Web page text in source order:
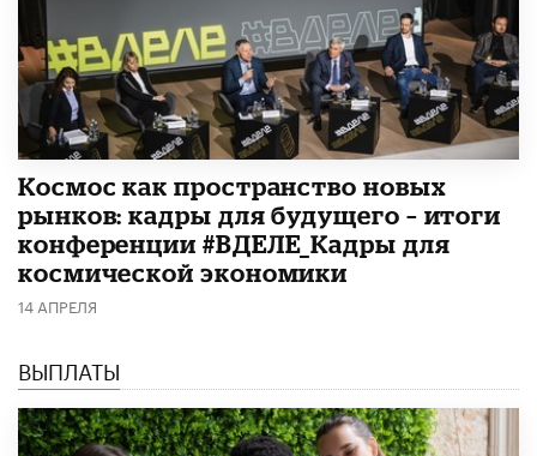
Космос как пространство новых
рынков: кадры для будущего – итоги
конференции #ВДЕЛЕ_Кадры для
космической экономики
14 АПРЕЛЯ
ВЫПЛАТЫ